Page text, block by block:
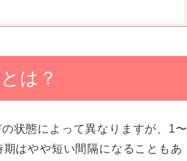
は？
状態によって異なりますが、1〜
はやや短い間隔になることもあ